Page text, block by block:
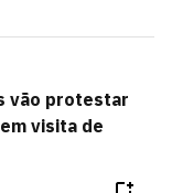
vão protestar
visita de